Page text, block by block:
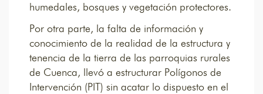
humedales, bosques y vegetación protectores.
Por otra parte, la falta de información y
conocimiento de la realidad de la estructura y
tenencia de la tierra de las parroquias rurales
de Cuenca, llevó a estructurar Polígonos de
Intervención (PIT) sin acatar lo dispuesto en el